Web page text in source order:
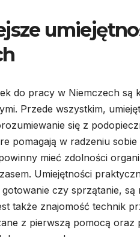
do pracy w Niemczech są
Przede wszystkim,
się z
pomagają w radzeniu
mieć zdolności
Umiejętności
czy sprzątanie,
także znajomość technik
z pierwszą pomocą